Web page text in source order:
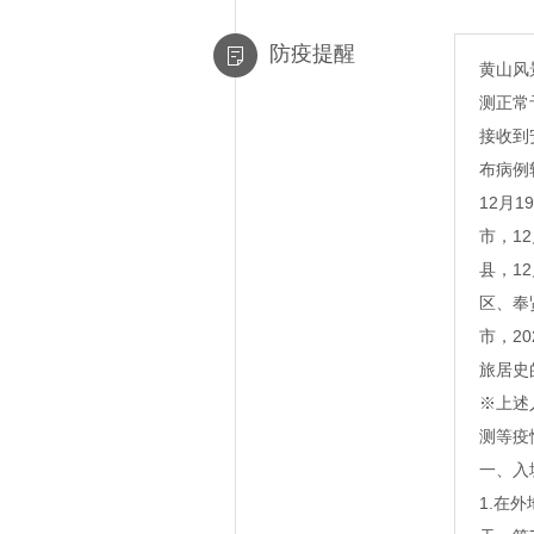
防疫提醒
黄山风
测正常
接收到
布病例
12月
市，
县，
区、
市，
旅居史
※上述
测等疫
一、入
1.在外